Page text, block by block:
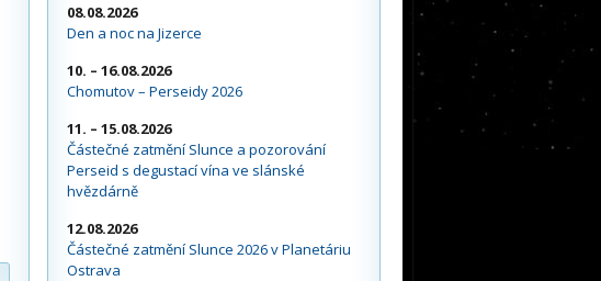
08.08.2026
Den a noc na Jizerce
10. – 16.08.2026
Chomutov – Perseidy 2026
11. – 15.08.2026
Částečné zatmění Slunce a pozorování
Perseid s degustací vína ve slánské
hvězdárně
12.08.2026
Částečné zatmění Slunce 2026 v Planetáriu
Ostrava